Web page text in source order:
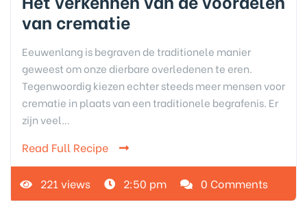
van crematie
Eeuwenlang is begraven de traditionele manier
geweest om onze dierbare overledenen te eren.
Tegenwoordig kiezen echter steeds meer mensen voor
crematie in plaats van een traditionele begrafenis. Er
zijn veel…
Read Full Recipe
221 views 2:50 pm 0 Comments